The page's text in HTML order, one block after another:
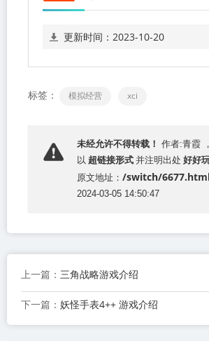
更新时间： 2023-10-20
（
标签： 模拟经营 xci
未经允许不得转载！ 作者:青霞
以 超链接形式 并注明出处 好好
原文地址： /switch/
2024-03-05 14:50:47
上一篇： 三角战略游戏介绍
下一篇： 妖怪手表4++ 游戏介绍